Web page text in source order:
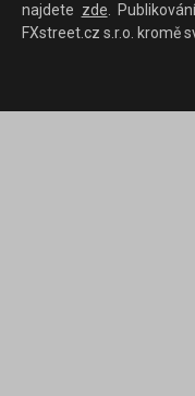
najdete zde.
FXstreet.cz s.r.o. kromě